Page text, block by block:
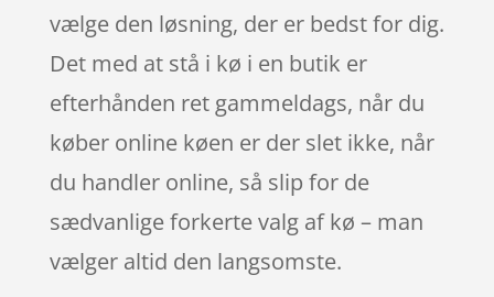
vælge den løsning, der er bedst for dig.
Det med at stå i kø i en butik er
efterhånden ret gammeldags, når du
køber online køen er der slet ikke, når
du handler online, så slip for de
sædvanlige forkerte valg af kø – man
vælger altid den langsomste.